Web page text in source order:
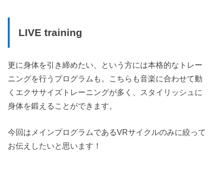
LIVE training
更に身体を引き締めたい、という方には本格的なトレー
ニングを行うプログラムも。こちらも音楽に合わせて動
くエクササイズトレーニングが多く、スタイリッシュに
身体を鍛えることができます。
今回はメインプログラムであるVRサイクルのみに絞って
お伝えしたいと思います！